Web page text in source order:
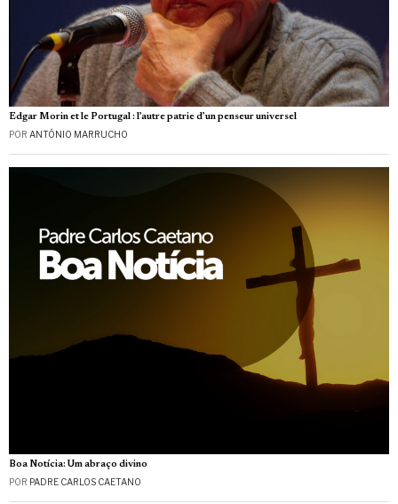
Edgar Morin et le Portugal : l’autre patrie d’un penseur universel
POR ANTÓNIO MARRUCHO
Boa Notícia: Um abraço divino
POR PADRE CARLOS CAETANO